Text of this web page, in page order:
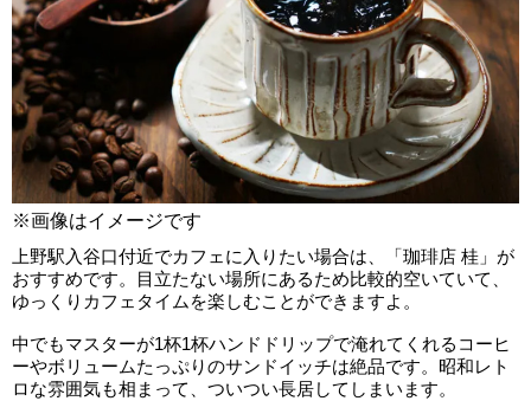
※画像はイメージです
上野駅入谷口付近でカフェに入りたい場合は、「珈琲店 桂」が
おすすめです。目立たない場所にあるため比較的空いていて、
ゆっくりカフェタイムを楽しむことができますよ。
中でもマスターが1杯1杯ハンドドリップで淹れてくれるコーヒ
ーやボリュームたっぷりのサンドイッチは絶品です。昭和レト
ロな雰囲気も相まって、ついつい長居してしまいます。